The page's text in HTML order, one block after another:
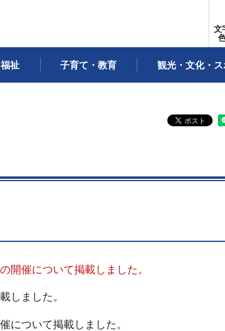
文
祉 子育て・教育 観光・文化・
開催について掲載しました。
しました。
について掲載しました。